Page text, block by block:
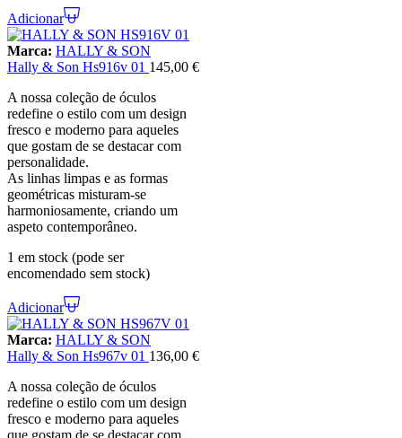
Adicionar
Marca: HALLY & SON
Hally & Son Hs916v 01 145,00 €
A nossa coleção de óculos
redefine o estilo com um design
fresco e moderno para aqueles
que gostam de se destacar com
personalidade.
As linhas limpas e as formas
geométricas misturam-se
harmoniosamente, criando um
aspeto contemporâneo.
1 em stock (pode ser
encomendado sem stock)
Adicionar
Marca: HALLY & SON
Hally & Son Hs967v 01 136,00 €
A nossa coleção de óculos
redefine o estilo com um design
fresco e moderno para aqueles
que gostam de se destacar com